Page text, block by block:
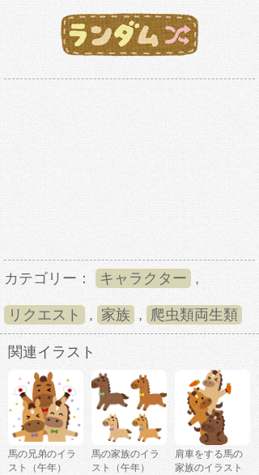
カテゴリー： キャラクター ,
リクエスト , 家族 , 爬虫類両生類
関連イラスト
馬の兄弟のイラ
スト（午年）
馬の家族のイラ
スト（午年）
肩車をする馬の
家族のイラスト